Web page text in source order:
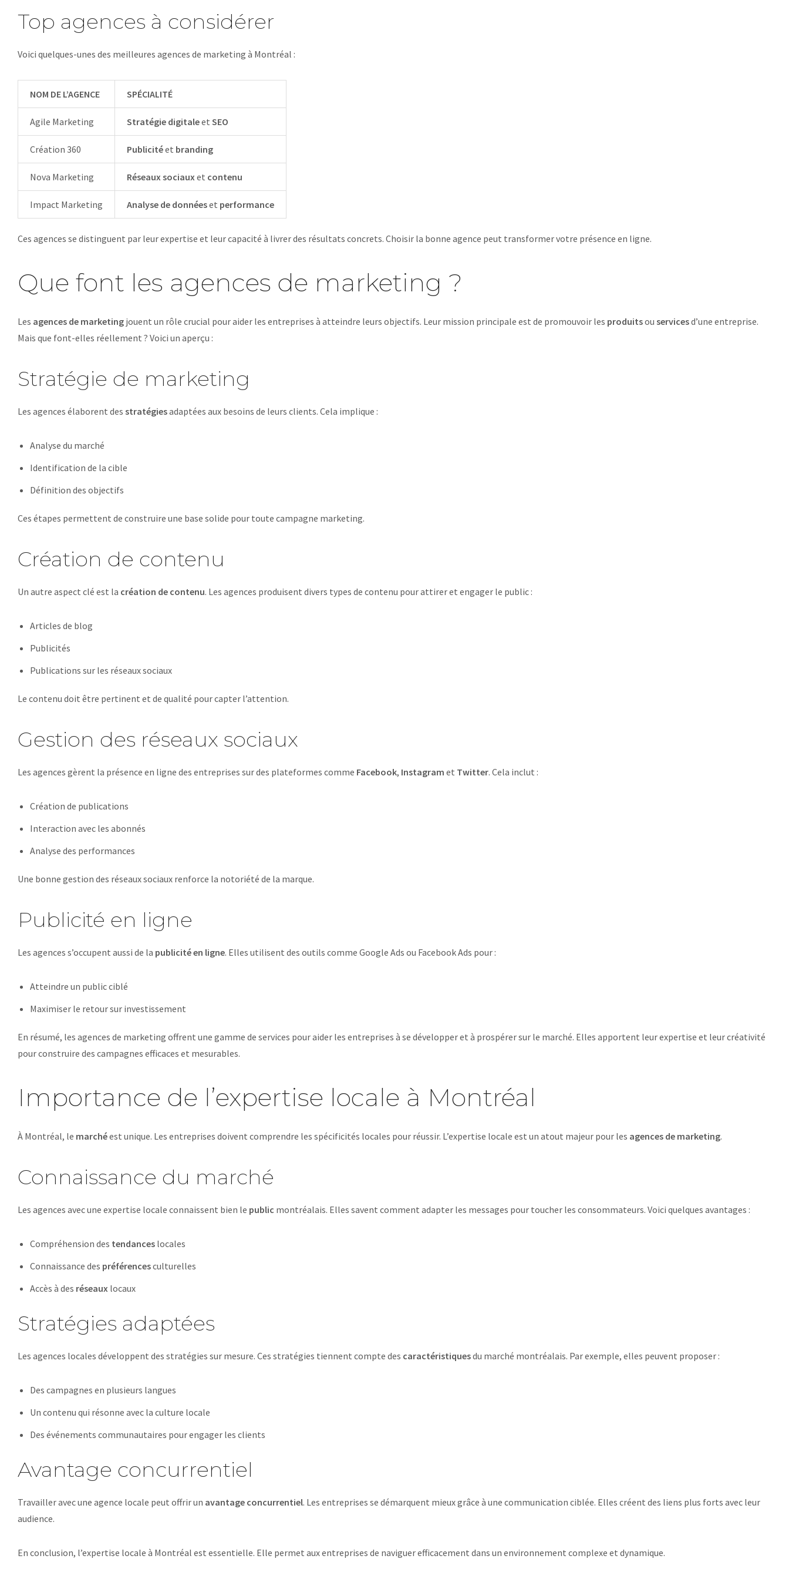
Top agences à considérer
Voici quelques-unes des meilleures agences de marketing à Montréal :
NOM DE L’AGENCE SPÉCIALITÉ
Agile Marketing Stratégie digitaleet SEO
Création 360 Publicitéet branding
Nova Marketing Réseaux sociauxet contenu
Impact Marketing Analyse de donnéeset performance
Ces agences se distinguent par leur expertise et leur capacité à livrer des résultats concrets. Choisir la bonne agence peut transformer votre présence en ligne.
Que font les agences de marketing ?
Les agences de marketing jouent un rôle crucial pour aider les entreprises à atteindre leurs objectifs. Leur mission principale est de promouvoir les produitsou servicesd’une entreprise.
Mais que font-elles réellement ? Voici un aperçu :
Stratégie de marketing
Les agences élaborent des stratégiesadaptées aux besoins de leurs clients. Cela implique :
Analyse du marché
Identification de la cible
Définition des objectifs
Ces étapes permettent de construire une base solide pour toute campagne marketing.
Création de contenu
Un autre aspect clé est la création de contenu. Les agences produisent divers types de contenu pour attirer et engager le public :
Articles de blog
Publicités
Publications sur les réseaux sociaux
Le contenu doit être pertinent et de qualité pour capter l’attention.
Gestion des réseaux sociaux
Les agences gèrent la présence en ligne des entreprises sur des plateformes comme Facebook, Instagram et Twitter. Cela inclut :
Création de publications
Interaction avec les abonnés
Analyse des performances
Une bonne gestion des réseaux sociaux renforce la notoriété de la marque.
Publicité en ligne
Les agences s’occupent aussi de la publicité en ligne. Elles utilisent des outils comme Google Ads ou Facebook Ads pour :
Atteindre un public ciblé
Maximiser le retour sur investissement
En résumé, les agences de marketing offrent une gamme de services pour aider les entreprises à se développer et à prospérer sur le marché. Elles apportent leur expertise et leur créativité
pour construire des campagnes efficaces et mesurables.
Importance de l’expertise locale à Montréal
À Montréal, le marchéest unique. Les entreprises doivent comprendre les spécificités locales pour réussir. L’expertise locale est un atout majeur pour les agences de marketing.
Connaissance du marché
Les agences avec une expertise locale connaissent bien le public montréalais. Elles savent comment adapter les messages pour toucher les consommateurs. Voici quelques avantages :
Compréhension des tendanceslocales
Connaissance des préférencesculturelles
Accès à des réseauxlocaux
Stratégies adaptées
Les agences locales développent des stratégies sur mesure. Ces stratégies tiennent compte des caractéristiquesdu marché montréalais. Par exemple, elles peuvent proposer :
Des campagnes en plusieurs langues
Un contenu qui résonne avec la culture locale
Des événements communautaires pour engager les clients
Avantage concurrentiel
Travailler avec une agence locale peut offrir un avantage concurrentiel. Les entreprises se démarquent mieux grâce à une communication ciblée. Elles créent des liens plus forts avec leur
audience.
En conclusion, l’expertise locale à Montréal est essentielle. Elle permet aux entreprises de naviguer efficacement dans un environnement complexe et dynamique.